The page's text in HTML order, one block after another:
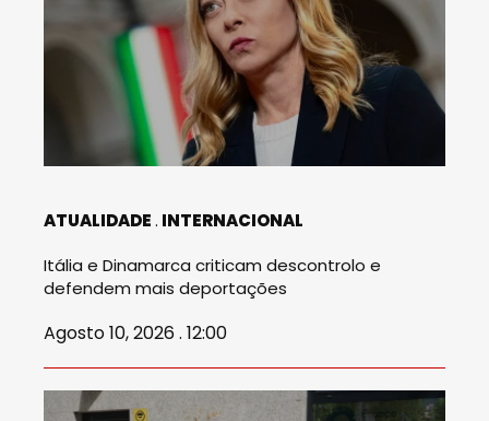
ATUALIDADE INTERNACIONAL
Itália e Dinamarca criticam descontrolo e
defendem mais deportações
Agosto 10, 2026 . 12:00